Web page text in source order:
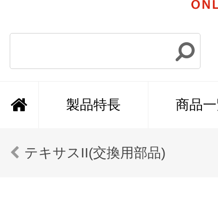
製品特長 商品
テキサスII(交換用部品)